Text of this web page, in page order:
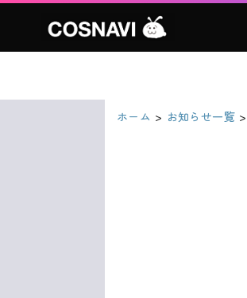
ホーム お知らせ一覧